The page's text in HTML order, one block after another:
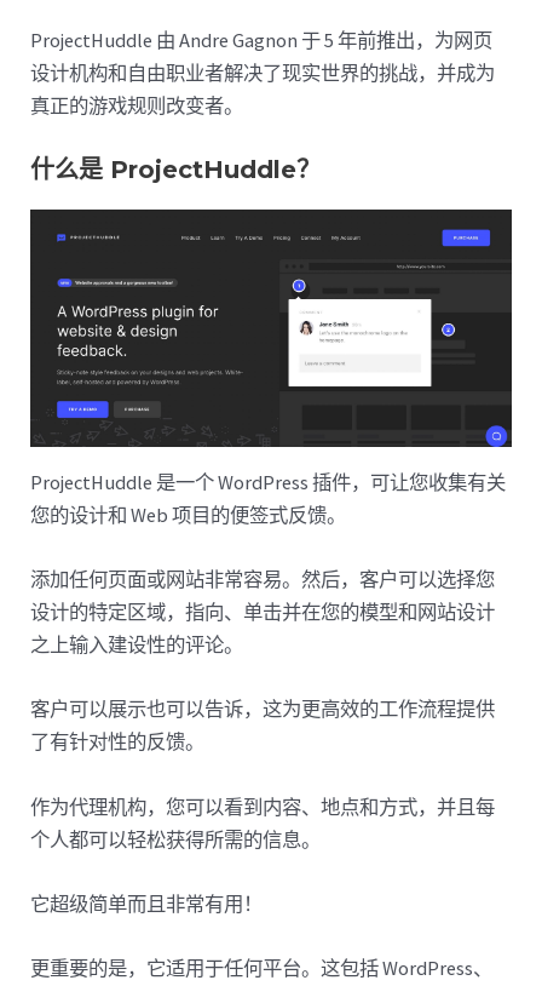
ProjectHuddle 由 Andre Gagnon 于 5 年前推出，为网页
设计机构和自由职业者解决了现实世界的挑战，并成为
真正的游戏规则改变者。
什么是 ProjectHuddle？
ProjectHuddle 是一个 WordPress 插件，可让您收集有关
您的设计和 Web 项目的便签式反馈。
添加任何页面或网站非常容易。然后，客户可以选择您
设计的特定区域，指向、单击并在您的模型和网站设计
之上输入建设性的评论。
客户可以展示也可以告诉，这为更高效的工作流程提供
了有针对性的反馈。
作为代理机构，您可以看到内容、地点和方式，并且每
个人都可以轻松获得所需的信息。
它超级简单而且非常有用！
更重要的是，它适用于任何平台。这包括 WordPress、